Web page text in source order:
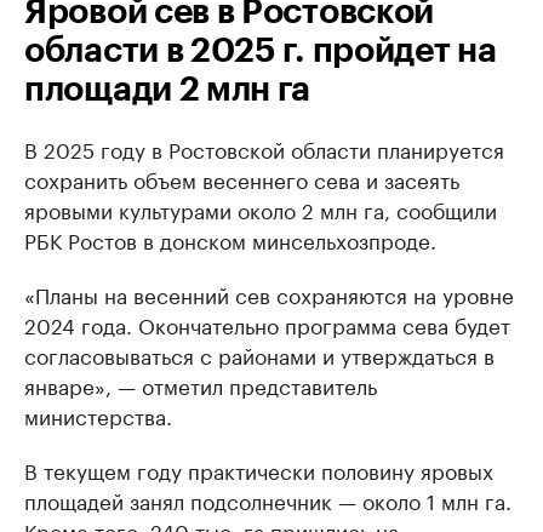
Яровой сев в Ростовской
области в 2025 г. пройдет на
площади 2 млн га
В 2025 году в Ростовской области планируется
сохранить объем весеннего сева и засеять
яровыми культурами около 2 млн га, сообщили
РБК Ростов в донском минсельхозпроде.
«Планы на весенний сев сохраняются на уровне
2024 года. Окончательно программа сева будет
согласовываться с районами и утверждаться в
январе», — отметил представитель
министерства.
В текущем году практически половину яровых
площадей занял подсолнечник — около 1 млн га.